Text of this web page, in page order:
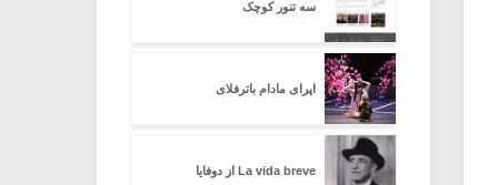
سه تنور کوچک
اپرای مادام باترفلای
La vida breve از دوفایا